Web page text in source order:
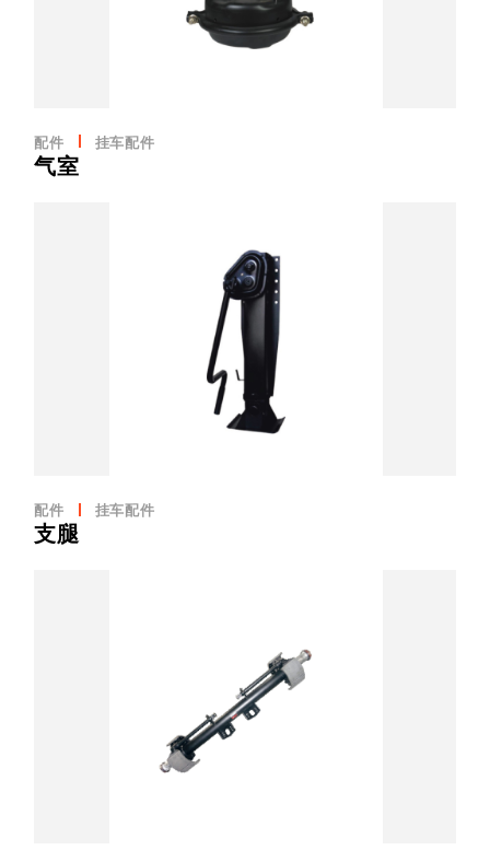
配件 挂车配件
气室
配件 挂车配件
支腿